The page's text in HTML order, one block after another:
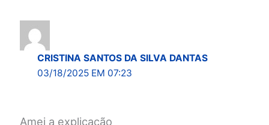
CRISTINA SANTOS DA SILVA DANTAS
03/18/2025 EM 07:23
Amei a explicação